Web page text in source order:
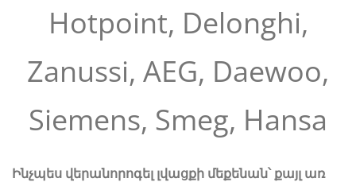
Hotpoint, Delonghi,
Zanussi, AEG, Daewoo,
Siemens, Smeg, Hansa
Ինչպես վերանորոգել լվացքի մեքենան՝ քայլ առ